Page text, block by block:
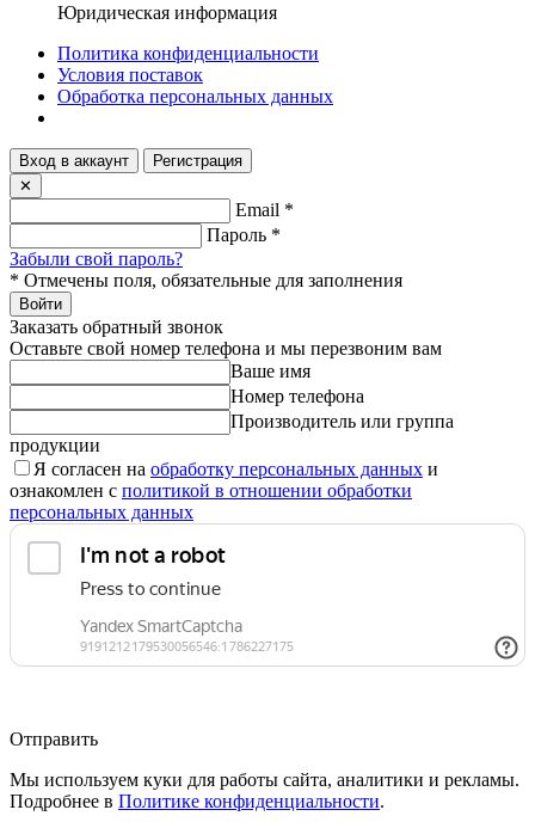
Юридическая информация
Политика конфиденциальности
Условия поставок
Обработка персональных данных
Вход в аккаунт
Регистрация
✕
Email *
Пароль *
Забыли свой пароль?
* Отмечены поля, обязательные для заполнения
Войти
Заказать обратный звонок
Оставьте свой номер телефона и мы перезвоним вам
Ваше имя
Номер телефона
Производитель или группа
продукции
Я согласен на обработку персональных данных и
ознакомлен с политикой в отношении обработки
персональных данных
Отправить
Мы используем куки для работы сайта, аналитики и рекламы.
Подробнее в Политике конфиденциальности.